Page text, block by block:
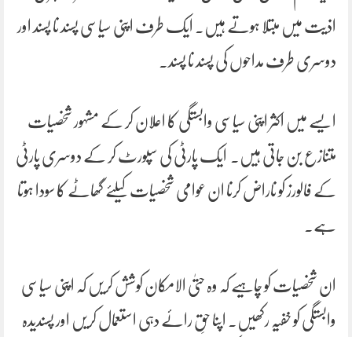
اذیت میں مبتلا ہوتے ہیں۔ ایک طرف اپنی سیاسی پسند نا پسند اور
دوسری طرف مداحوں کی پسند نا پسند۔
ایسے میں اکثر اپنی سیاسی وابستگی کا اعلان کر کے مشہور شخصیات
متنازع بن جاتی ہیں۔ ایک پارٹی کی سپورٹ کر کے دوسری پارٹی
کے فالورز کو ناراض کرنا ان عوامی شخصیات کیلئے گھاٹے کا سودا ہوتا
ہے۔
ان شخصیات کو چاہیے کہ وہ حتیٰ الامکان کوشش کریں کہ اپنی سیاسی
وابستگی کو خفیہ رکھیں۔ اپنا حقِ رائے دہی استعمال کریں اور پسندیدہ